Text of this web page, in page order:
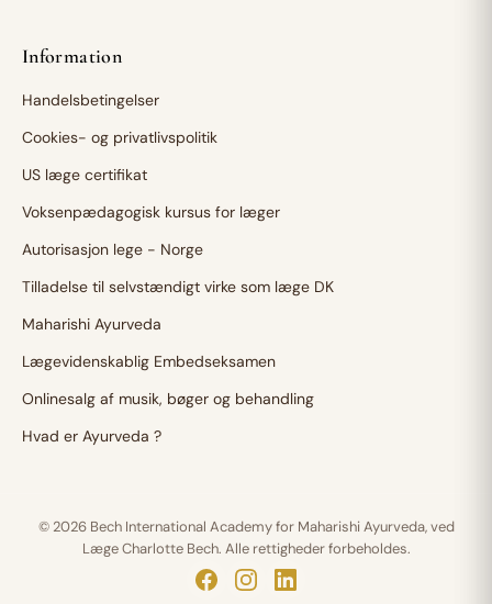
Information
Handelsbetingelser
Cookies- og privatlivspolitik
US læge certifikat
Voksenpædagogisk kursus for læger
Autorisasjon lege - Norge
Tilladelse til selvstændigt virke som læge DK
Maharishi Ayurveda
Lægevidenskablig Embedseksamen
Onlinesalg af musik, bøger og behandling
Hvad er Ayurveda ?
© 2026 Bech International Academy for Maharishi Ayurveda, ved
Læge Charlotte Bech. Alle rettigheder forbeholdes.